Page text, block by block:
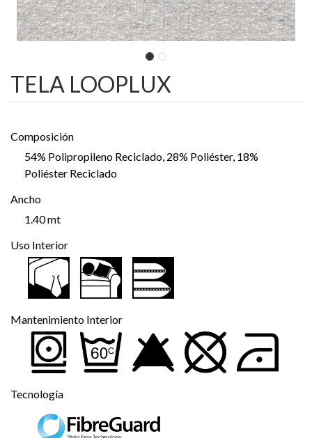
TELA LOOPLUX
Composición
54% Polipropileno Reciclado, 28% Poliéster, 18%
Poliéster Reciclado
Ancho
1.40 mt
Uso Interior
Mantenimiento Interior
Tecnología